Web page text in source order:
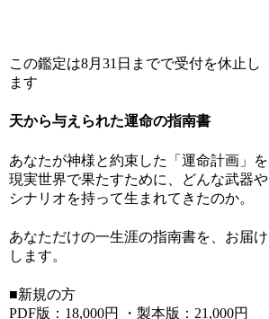
この鑑定は8月31日までで受付を休止し
ます
天から与えられた運命の指南書
あなたが神様と約束した「運命計画」を
現実世界で果たすために、どんな武器や
シナリオを持って生まれてきたのか。
あなただけの一生涯の指南書を、お届け
します。
■新規の方
PDF版：18,000円 ・製本版：21,000円